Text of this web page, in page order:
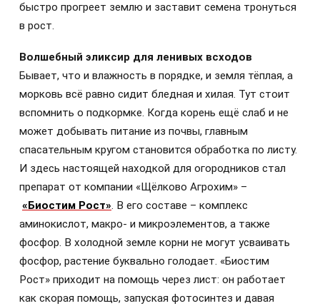
быстро прогреет землю и заставит семена тронуться
в рост.
Волшебный эликсир для ленивых всходов
Бывает, что и влажность в порядке, и земля тёплая, а
морковь всё равно сидит бледная и хилая. Тут стоит
вспомнить о подкормке. Когда корень ещё слаб и не
может добывать питание из почвы, главным
спасательным кругом становится обработка по листу.
И здесь настоящей находкой для огородников стал
препарат от компании «Щёлково Агрохим» –
«Биостим Рост». В его составе – комплекс
аминокислот, макро- и микроэлементов, а также
фосфор. В холодной земле корни не могут усваивать
фосфор, растение буквально голодает. «Биостим
Рост» приходит на помощь через лист: он работает
как скорая помощь, запуская фотосинтез и давая